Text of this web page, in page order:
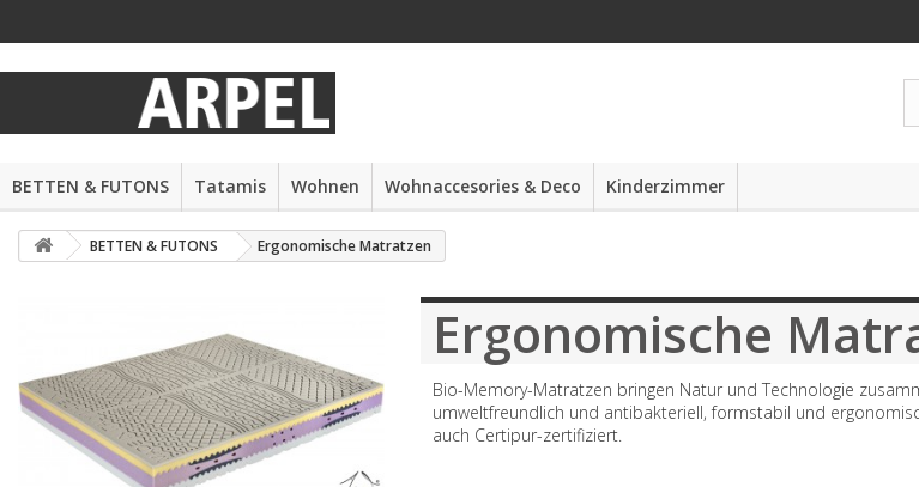
BETTEN & FUTONS Tatamis Wohnen Wohnaccesories & Deco Kinderzimmer
BETTEN & FUTONS Ergonomische Matratzen
Ergonomische
Bio-Memory-Matratzen bringen Natur und Technologie
umweltfreundlich und antibakteriell, formstabil und
auch Certipur-zertifiziert.